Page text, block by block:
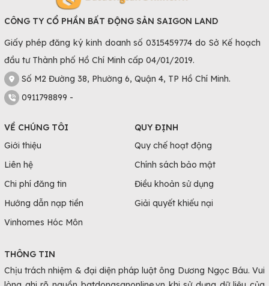
CÔNG TY CỔ PHẦN BẤT ĐỘNG SẢN SAIGON LAND
Giấy phép đăng ký kinh doanh số 0315459774 do Sở Kế hoạch
đầu tư Thành phố Hồ Chí Minh cấp 04/01/2019.
Số M2 Đường 38, Phường 6, Quận 4, TP Hồ Chí Minh.
0911798899 -
VỀ CHÚNG TÔI
Giới thiệu
Liên hệ
Chi phí đăng tin
Hướng dẫn nạp tiền
Vinhomes Hóc Môn
QUY ĐỊNH
Quy chế hoạt động
Chính sách bảo mật
Điều khoản sử dụng
Giải quyết khiếu nại
THÔNG TIN
Chịu trách nhiệm & đại diện pháp luật ông Dương Ngọc Báu. Vui